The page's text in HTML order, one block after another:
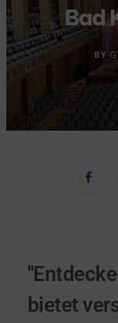
Bad
BY
bietet